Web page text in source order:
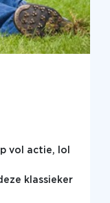
vol actie, lol
klassieker